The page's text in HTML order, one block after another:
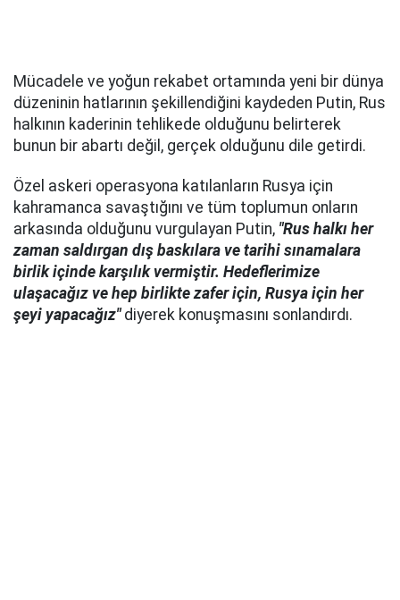
Mücadele ve yoğun rekabet ortamında yeni bir dünya
düzeninin hatlarının şekillendiğini kaydeden Putin, Rus
halkının kaderinin tehlikede olduğunu belirterek
bunun bir abartı değil, gerçek olduğunu dile getirdi.
Özel askeri operasyona katılanların Rusya için
kahramanca savaştığını ve tüm toplumun onların
arkasında olduğunu vurgulayan Putin, "Rus halkı her
zaman saldırgan dış baskılara ve tarihi sınamalara
birlik içinde karşılık vermiştir. Hedeflerimize
ulaşacağız ve hep birlikte zafer için, Rusya için her
şeyi yapacağız"diyerek konuşmasını sonlandırdı.